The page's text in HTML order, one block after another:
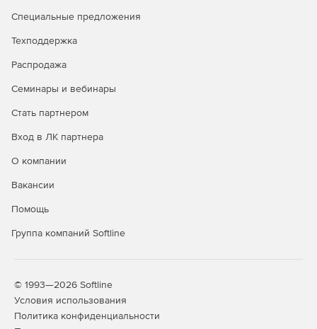
Специальные предложения
Техподдержка
Распродажа
Семинары и вебинары
Стать партнером
Вход в ЛК партнера
О компании
Вакансии
Помощь
Группа компаний Softline
© 1993—2026 Softline
Условия использования
Политика конфиденциальности